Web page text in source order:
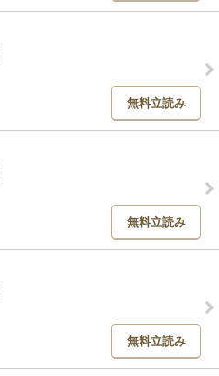
無料立読み
無料立読み
無料立読み